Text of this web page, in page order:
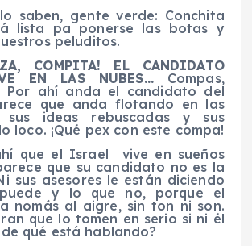
saben, gente verde: Conchita
lista pa ponerse las botas y
peluditos.
COMPITA! EL CANDIDATO
EN LAS NUBES… Compas,
Por ahí anda el candidato del
que anda flotando en las
sus ideas rebuscadas y sus
loco. ¡Qué pex con este compa!
que el Israel vive en sueños
que su candidato no es la
sus asesores le están diciendo
y lo que no, porque el
nomás al aigre, sin ton ni son.
que lo tomen en serio si ni él
qué está hablando?